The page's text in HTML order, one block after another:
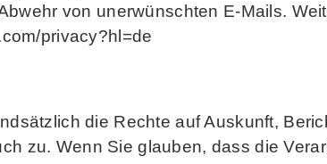
von unerwünschten E-Mails.
privacy?hl=de
die Rechte auf Auskunft,
zu. Wenn Sie glauben, dass die